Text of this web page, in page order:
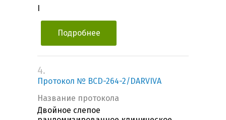
Подробнее
4.
Протокол № BCD-264-2/DARVIVA
Название протокола
Двойное слепое